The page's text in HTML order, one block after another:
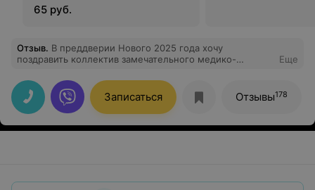
65 руб.
Отзыв. В преддверии Нового 2025 года хочу
поздравить коллектив замечательного медико-
пожелать всем сотрудникам благополучия, крепкого
здоровья и оптимизма, дальнейшего развития и роста
компании, радости на каждый день, добра, мира и
процветания! Особенно хочу поблагодарить врача
невролога Наталью Александровну за высокий
Еще
Записаться Отзывы178